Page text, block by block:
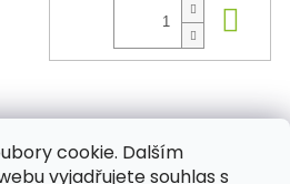
cookie. Dalším
vyjadřujete souhlas s
prodejny Kosmetika Provita